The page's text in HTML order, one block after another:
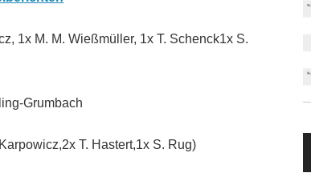
1x M. M. Wießmüller, 1x T. Schenck1x S.
Grumbach
T. Hastert,1x S. Rug)